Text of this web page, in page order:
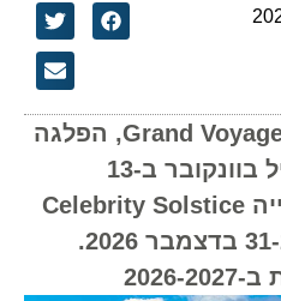
החברה מציעה את ה-Grand Voyage, הפלגה
של 110 לילות, שתתחיל בוונקובר ב-13
בספטמבר 2026 באונייה Celebrity Solstice
ותסתיים בהונג קונג ב-31 בדצמבר 2026.